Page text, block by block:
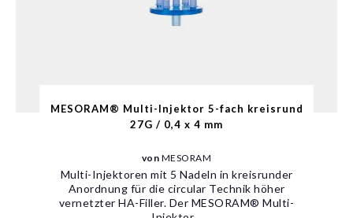
MESORAM® Multi-Injektor 5-fach kreisrund
27G / 0,4 x 4 mm
von MESORAM
Multi-Injektoren mit 5 Nadeln in kreisrunder
Anordnung für die circular Technik höher
vernetzter HA-Filler. Der MESORAM® Multi-